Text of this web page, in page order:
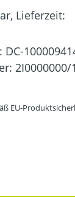
Lieferzeit:
DC-
2I0000000/
EU-